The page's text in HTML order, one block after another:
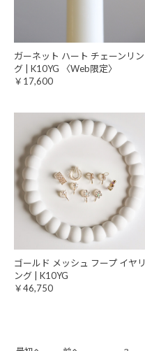
ガーネット ハート チェーンリン
グ | K10YG 〈Web限定〉
￥17,600
ゴールド メッシュ フープ イヤリ
ング | K10YG
￥46,750